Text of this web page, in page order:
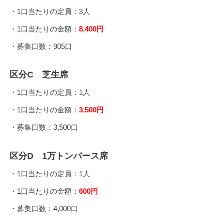
・1口当たりの定員：3人
・1口当たりの金額： 8,400円
・募集口数：905口
区分C 芝生席
・1口当たりの定員：1人
・1口当たりの金額： 3,500円
・募集口数：3,500口
区分D 1万トンバース席
・1口当たりの定員：1人
・1口当たりの金額： 600円
・募集口数：4,000口